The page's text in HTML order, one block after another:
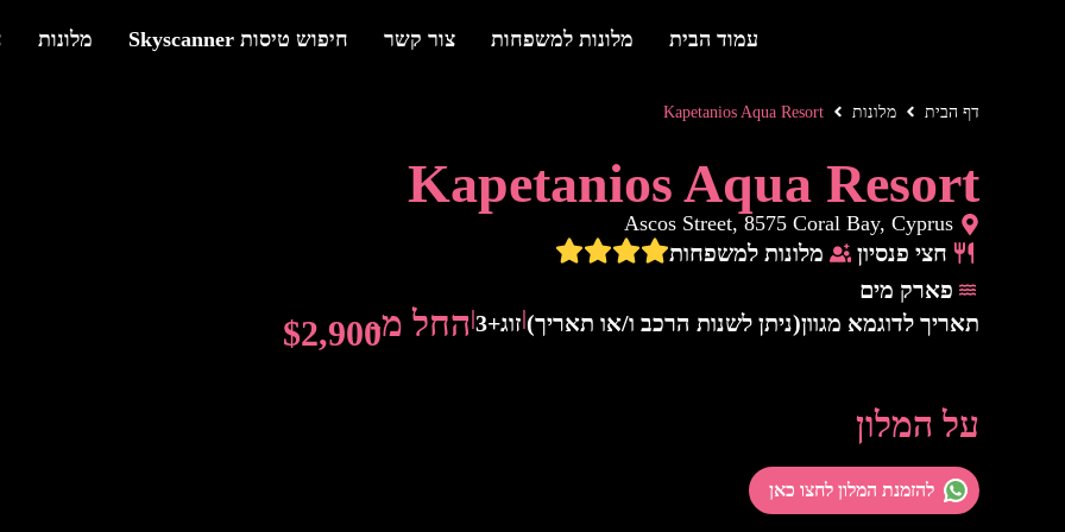
עמוד הבית מלונות למשפחות צור קשר חיפוש טיסות Skyscanner מלונות
דף הבית מלונות Kapetanios Aqua Resort
Kapetanios Aqua Resort
Ascos Street, 8575 Coral Bay, Cyprus
חצי פנסיון
מלונות למשפחות
פארק מים
תאריך לדוגמא מגוון(ניתן לשנות הרכב ו/או תאריך)|זוג+3 |החל מ-$2,900
על המלון
להזמנת המלון לחצו כאן